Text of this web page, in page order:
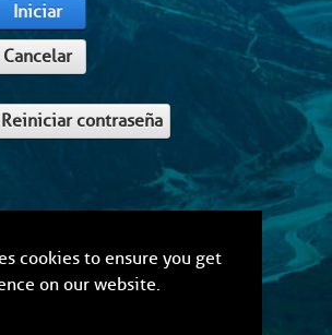
cookies to ensure you get
on our website.
Iniciar
Cancelar
Reiniciar contraseña